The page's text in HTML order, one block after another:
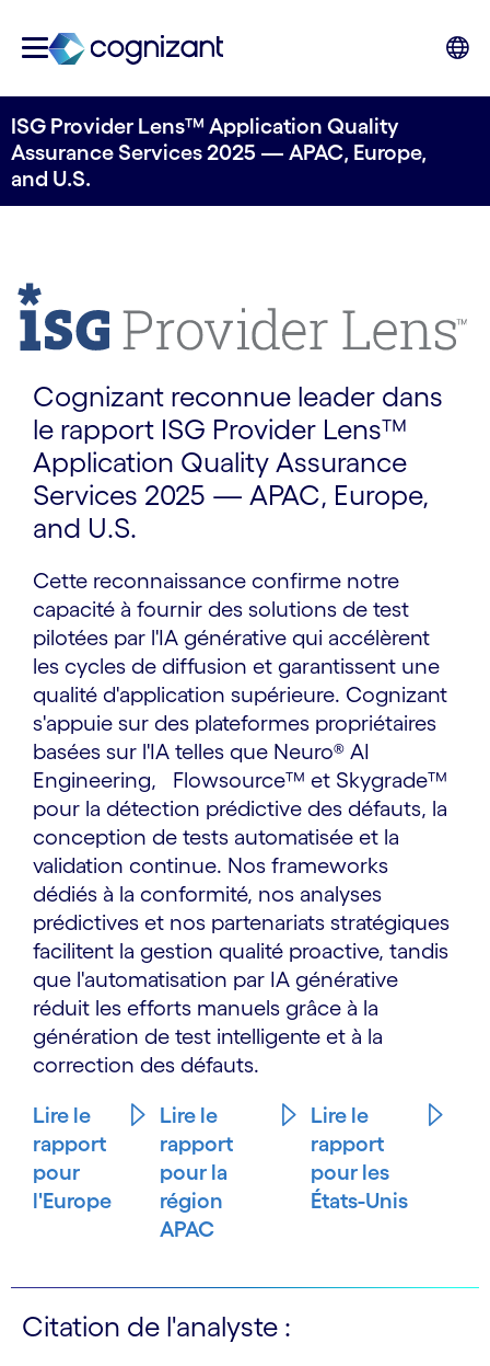
ISG Provider Lens™ Application Quality
Assurance Services 2025 — APAC, Europe,
and U.S.
Cognizant reconnue leader dans
le rapport ISG Provider Lens™
Application Quality Assurance
Services 2025 — APAC, Europe,
and U.S.
Cette reconnaissance confirme notre
capacité à fournir des solutions de test
pilotées par l'IA générative qui accélèrent
les cycles de diffusion et garantissent une
qualité d'application supérieure. Cognizant
s'appuie sur des plateformes propriétaires
basées sur l'IA telles que Neuro® AI
Engineering, Flowsource™ et Skygrade™
pour la détection prédictive des défauts, la
conception de tests automatisée et la
validation continue. Nos frameworks
dédiés à la conformité, nos analyses
prédictives et nos partenariats stratégiques
facilitent la gestion qualité proactive, tandis
que l'automatisation par IA générative
réduit les efforts manuels grâce à la
génération de test intelligente et à la
correction des défauts.
Lire le
rapport
pour
l'Europe
Lire le
rapport
pour la
région
APAC
Lire le
rapport
pour les
États-Unis
Citation de l'analyste :